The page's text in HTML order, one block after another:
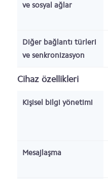
ve sosyal ağlar
Diğer bağlantı türleri
ve senkronizasyon
Cihaz özellikleri
Kişisel bilgi yönetimi
Mesajlaşma